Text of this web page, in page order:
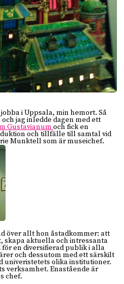
i Uppsala, min hemort. Så
jag inledde dagen med ett
Gustavianumoch fick en
och tillfälle till samtal vid
Munktell som är museichef.
över allt hon åstadkommer: att
skapa aktuella och intressanta
en diversifierad publik i alla
och dessutom med ett särskilt
univeristetets olika institutioner.
verksamhet. Enastående är
chef.